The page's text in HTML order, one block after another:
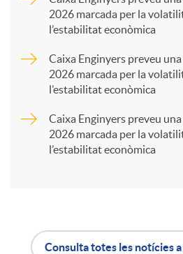
2026 marcada per la
l’estabilitat econòmica
Caixa Enginyers preveu
2026 marcada per la
l’estabilitat econòmica
Caixa Enginyers preveu
2026 marcada per la
l’estabilitat econòmica
Consulta totes les notícies a